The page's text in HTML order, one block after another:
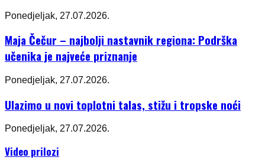
Ponedjeljak, 27.07.2026.
Maja Čečur – najbolji nastavnik regiona: Podrška
učenika je najveće priznanje
Ponedjeljak, 27.07.2026.
Ulazimo u novi toplotni talas, stižu i tropske noći
Ponedjeljak, 27.07.2026.
Video prilozi